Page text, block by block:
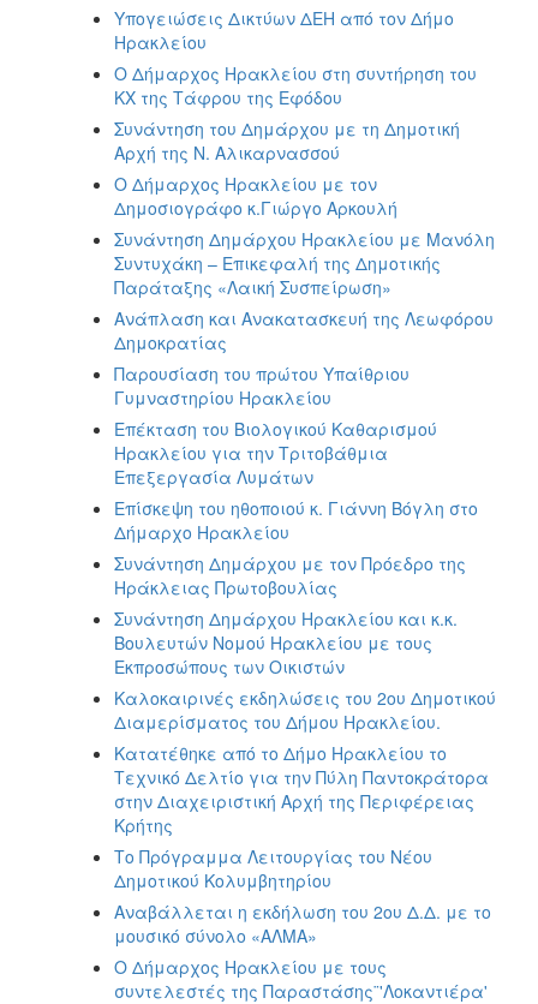
Υπογειώσεις Δικτύων ΔΕΗ από τον Δήμο
Ηρακλείου
Ο Δήμαρχος Ηρακλείου στη συντήρηση του
ΚΧ της Τάφρου της Εφόδου
Συνάντηση του Δημάρχου με τη Δημοτική
Αρχή της Ν. Αλικαρνασσού
Ο Δήμαρχος Ηρακλείου με τον
Δημοσιογράφο κ.Γιώργο Αρκουλή
Συνάντηση Δημάρχου Ηρακλείου με Μανόλη
Συντυχάκη – Επικεφαλή της Δημοτικής
Παράταξης «Λαική Συσπείρωση»
Ανάπλαση και Ανακατασκευή της Λεωφόρου
Δημοκρατίας
Παρουσίαση του πρώτου Υπαίθριου
Γυμναστηρίου Ηρακλείου
Επέκταση του Βιολογικού Καθαρισμού
Ηρακλείου για την Τριτοβάθμια
Επεξεργασία Λυμάτων
Επίσκεψη του ηθοποιού κ. Γιάννη Βόγλη στο
Δήμαρχο Ηρακλείου
Συνάντηση Δημάρχου με τον Πρόεδρο της
Ηράκλειας Πρωτοβουλίας
Συνάντηση Δημάρχου Ηρακλείου και κ.κ.
Βουλευτών Νομού Ηρακλείου με τους
Εκπροσώπους των Οικιστών
Καλοκαιρινές εκδηλώσεις του 2ου Δημοτικού
Διαμερίσματος του Δήμου Ηρακλείου.
Κατατέθηκε από το Δήμο Ηρακλείου το
Τεχνικό Δελτίο για την Πύλη Παντοκράτορα
στην Διαχειριστική Αρχή της Περιφέρειας
Κρήτης
Το Πρόγραμμα Λειτουργίας του Νέου
Δημοτικού Κολυμβητηρίου
Αναβάλλεται η εκδήλωση του 2ου Δ.Δ. με το
μουσικό σύνολο «ΑΛΜΑ»
Ο Δήμαρχος Ηρακλείου με τους
συντελεστές της Παραστάσης¨'Λοκαντιέρα'